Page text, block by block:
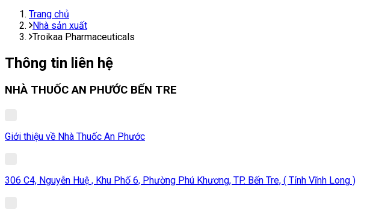
Trang chủ
Nhà sản xuất
Troikaa Pharmaceuticals
Thông tin liên hệ
NHÀ THUỐC AN PHƯỚC BẾN TRE
Giới thiệu về Nhà Thuốc An Phước
306 C4, Nguyễn Huệ , Khu Phố 6, Phường Phú Khương, TP. Bến Tre, ( Tỉnh Vĩnh Long )